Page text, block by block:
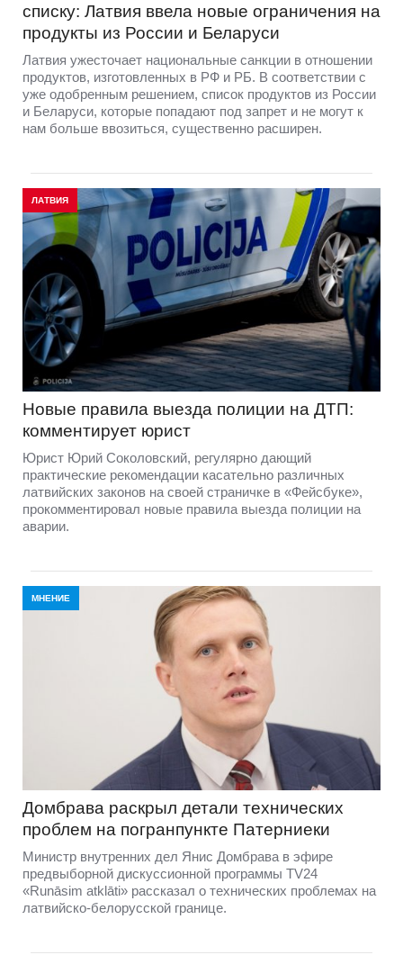
списку: Латвия ввела новые ограничения на
продукты из России и Беларуси
Латвия ужесточает национальные санкции в отношении
продуктов, изготовленных в РФ и РБ. В соответствии с
уже одобренным решением, список продуктов из России
и Беларуси, которые попадают под запрет и не могут к
нам больше ввозиться, существенно расширен.
ЛАТВИЯ
Новые правила выезда полиции на ДТП:
комментирует юрист
Юрист Юрий Соколовский, регулярно дающий
практические рекомендации касательно различных
латвийских законов на своей страничке в «Фейсбуке»,
прокомментировал новые правила выезда полиции на
аварии.
МНЕНИЕ
Домбравa раскрыл детали технических
проблем на погранпункте Патерниеки
Министр внутренних дел Янис Домбрава в эфире
предвыборной дискуссионной программы TV24
«Runāsim atklāti» рассказал о технических проблемах на
латвийско-белорусской границе.